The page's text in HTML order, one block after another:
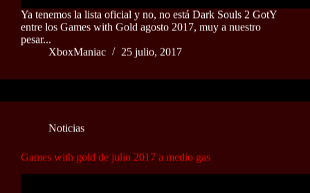
Ya tenemos la lista oficial y no, no está Dark Souls 2 GotY
entre los Games with Gold agosto 2017, muy a nuestro
pesar...
XboxManiac
25 julio, 2017
Noticias
Games with gold de julio 2017 a medio gas